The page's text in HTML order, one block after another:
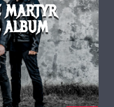
ALBUM